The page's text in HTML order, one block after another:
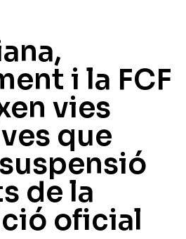
i la FCF
vies
que
de la
oficial